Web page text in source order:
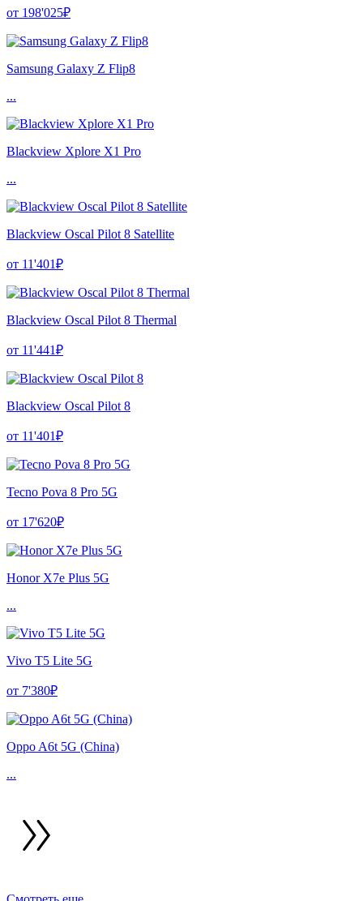
от 198'025₽
Samsung Galaxy Z Flip8
...
Blackview Xplore X1 Pro
...
Blackview Oscal Pilot 8 Satellite
от 11'401₽
Blackview Oscal Pilot 8 Thermal
от 11'441₽
Blackview Oscal Pilot 8
от 11'401₽
Tecno Pova 8 Pro 5G
от 17'620₽
Honor X7e Plus 5G
...
Vivo T5 Lite 5G
от 7'380₽
Oppo A6t 5G (China)
...